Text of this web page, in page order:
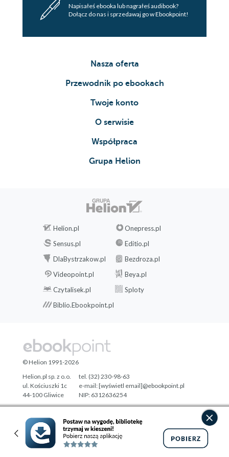
Napisałeś ebooka lub nagrałeś audibook?
Dołącz do nas i sprzedawaj go w Ebookpoint!
Nasza oferta
Przewodnik po ebookach
Twoje konto
O serwisie
Współpraca
Grupa Helion
Helion.pl
Onepress.pl
Sensus.pl
Editio.pl
DlaBystrzakow.pl
Bezdroza.pl
Videopoint.pl
Beya.pl
Czytalisek.pl
Sploty
Biblio.Ebookpoint.pl
Designed with ♥ byTonik.pl
© Helion 1991-2026
Helion.pl sp. z o.o.
ul. Kościuszki 1c
44-100 Gliwice
tel. (32) 230-98-63
e-mail:[wyświetl email]@ebookpoint.pl
NIP: 6312636254
Regon: 241989027
Pełna wersja strony »